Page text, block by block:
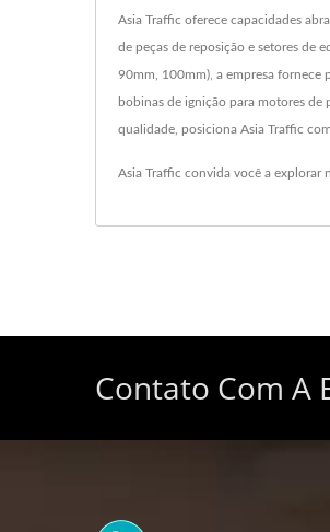
Asia Traffic oferece capacidades
de peças de reposição e setores de
90mm, 100mm), a empresa fornece
bobinas de ignição para motores
qualidade, posiciona Asia Traffic
Asia Traffic convida você a explorar
Contato Com A